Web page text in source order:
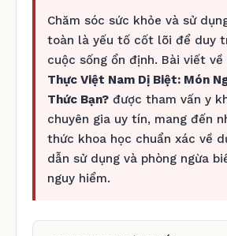
Chăm sóc sức khỏe và sử
toàn là yếu tố cốt lõi để duy
cuộc sống ổn định. Bài viết về
Thực Việt Nam Dị Biệt: Món
Thức Bạn? được tham vấn y
chuyên gia uy tín, mang đến
thức khoa học chuẩn xác về
dẫn sử dụng và phòng ngừa
nguy hiểm.